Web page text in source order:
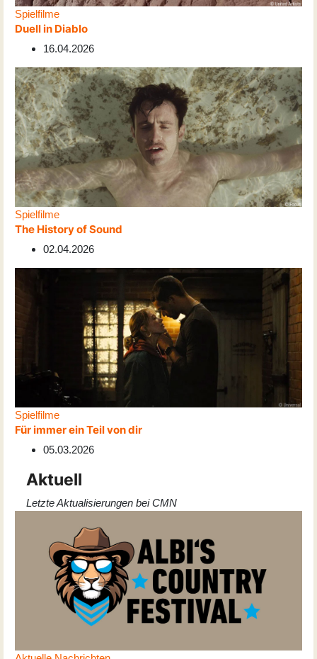
Spielfilme
Duell in Diablo
16.04.2026
Spielfilme
The History of Sound
02.04.2026
Spielfilme
Für immer ein Teil von dir
05.03.2026
Aktuell
Letzte Aktualisierungen bei CMN